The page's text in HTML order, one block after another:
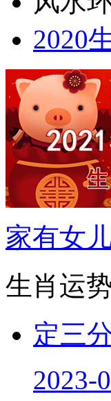
2020
家有女
生肖运
定三
2023-